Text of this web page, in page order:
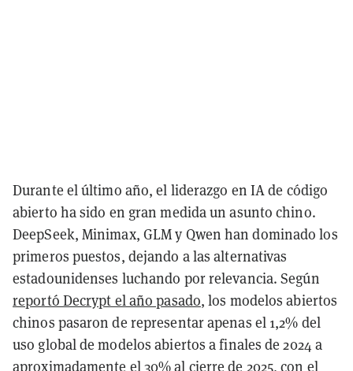
Durante el último año, el liderazgo en IA de código
abierto ha sido en gran medida un asunto chino.
DeepSeek, Minimax, GLM y Qwen han dominado los
primeros puestos, dejando a las alternativas
estadounidenses luchando por relevancia. Según
reportó Decrypt el año pasado, los modelos abiertos
chinos pasaron de representar apenas el 1,2% del
uso global de modelos abiertos a finales de 2024 a
aproximadamente el 30% al cierre de 2025, con el